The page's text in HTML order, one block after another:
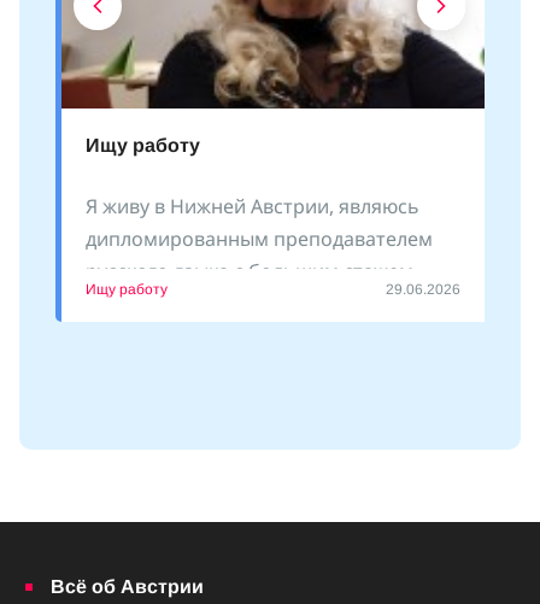
Ищу работу
Я живу в Нижней Австрии, являюсь
дипломированным преподавателем
русского языка с большим стажем
преподавания как
Ищу работу 29.06.2026
Всё об Австрии